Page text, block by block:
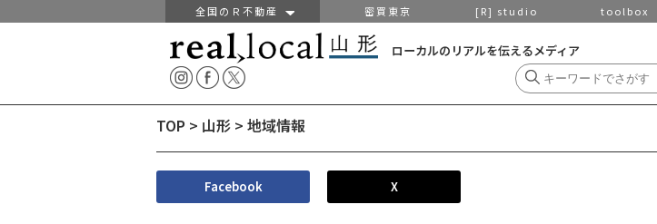
全国のＲ不動産 密買東京 [R] studio toolbox
ローカルのリアルを伝えるメディア
TOP > 山形 > 地域情報
Facebook X